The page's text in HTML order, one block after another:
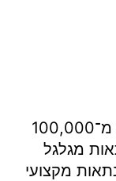
בכל שנה נלקחות בישראל למעלה מ־100,000
מגלגל
מקצועי